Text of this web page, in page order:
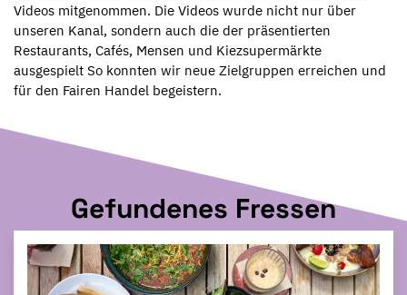
Videos mitgenommen. Die Videos wurde nicht nur über
unseren Kanal, sondern auch die der präsentierten
Restaurants, Cafés, Mensen und Kiezsupermärkte
ausgespielt So konnten wir neue Zielgruppen erreichen und
für den Fairen Handel begeistern.
Gefundenes Fressen